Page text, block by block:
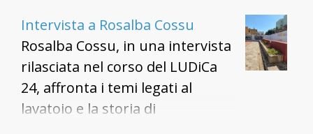
condizioni igienico sanitarie, la
condizione dell'abitato.
Intervista a Rosalba Cossu
Rosalba Cossu, in una intervista
rilasciata nel corso del LUDiCa
24, affronta i temi legati al
lavatoio e la storia di